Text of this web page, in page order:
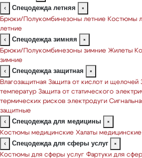
‹
Спецодежда летняя
×
Брюки/Полукомбинезоны летние Костюмы
летние
‹
Спецодежда зимняя
×
Брюки/Полукомбинезоны зимние Жилеты
зимние
‹
Спецодежда защитная
×
Влагозащитная Защита от кислот и щелочей
температур Защита от статического
термических рисков электродуги
защитные
‹
Спецодежда для медицины
×
Костюмы медицинские Халаты медицинские
‹
Спецодежда для сферы услуг
×
Костюмы для сферы услуг Фартуки для